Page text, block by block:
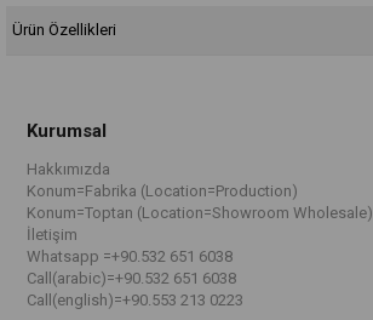
Ürün Özellikleri
Kurumsal
Hakkımızda
Konum=Fabrika (Location=Production)
Konum=Toptan (Location=Showroom Wholesale)
İletişim
Whatsapp =+90.532 651 6038
Call(arabic)=+90.532 651 6038
Call(english)=+90.553 213 0223